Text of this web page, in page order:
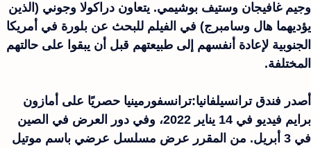
وجيم غافيجان وستيف بوشيمي. يتعاون دراكولا وجوني (الذين
يؤديهما هال وسامبرج) في الفيلم للبحث عن بلورة في أمريكا
الجنوبية لإعادة أنفسهم إلى طبيعتهم قبل أن يبقوا على حالتهم
المختلفة.
أصدر فندق ترانسيلفانيا:ترانسفورمينيا حصريًا على أمازون
برايم فيديو في 14 يناير 2022، وفي دور العرض في الصين
في 3 أبريل. من المقرر عرض مسلسل عرضي باسم موتيل